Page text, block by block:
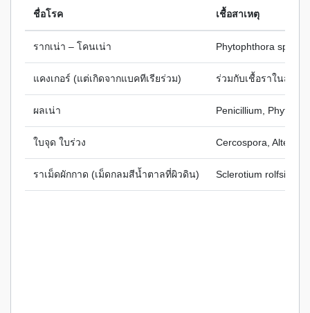
ชื่อโรค เชื้อสาเหตุ
รากเน่า – โคนเน่า Phytophthora spp.
แคงเกอร์ (แต่เกิดจากแบคทีเรียร่วม) ร่วมกับเชื้อราในสภา
ผลเน่า Penicillium,
ใบจุด ใบร่วง Cercospora,
ราเม็ดผักกาด (เม็ดกลมสีน้ำตาลที่ผิวดิน) Sclerotium rolfsii